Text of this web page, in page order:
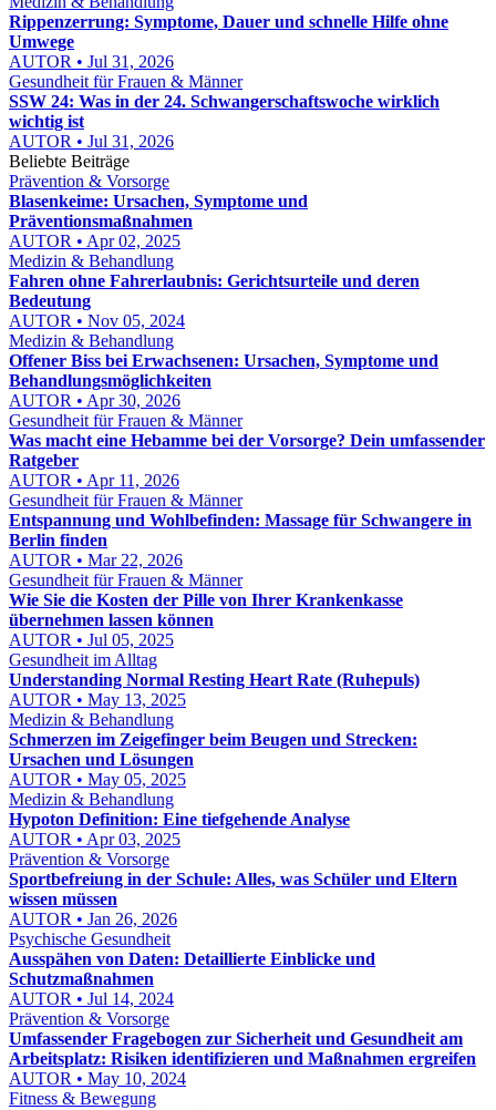
Rippenzerrung: Symptome, Dauer und schnelle Hilfe ohne
Umwege
AUTOR • Jul 31, 2026
Gesundheit für Frauen & Männer
SSW 24: Was in der 24. Schwangerschaftswoche wirklich
wichtig ist
AUTOR • Jul 31, 2026
Beliebte Beiträge
Prävention & Vorsorge
Blasenkeime: Ursachen, Symptome und
Präventionsmaßnahmen
AUTOR • Apr 02, 2025
Medizin & Behandlung
Fahren ohne Fahrerlaubnis: Gerichtsurteile und deren
Bedeutung
AUTOR • Nov 05, 2024
Medizin & Behandlung
Offener Biss bei Erwachsenen: Ursachen, Symptome und
Behandlungsmöglichkeiten
AUTOR • Apr 30, 2026
Gesundheit für Frauen & Männer
Was macht eine Hebamme bei der Vorsorge? Dein umfassender
Ratgeber
AUTOR • Apr 11, 2026
Gesundheit für Frauen & Männer
Entspannung und Wohlbefinden: Massage für Schwangere in
Berlin finden
AUTOR • Mar 22, 2026
Gesundheit für Frauen & Männer
Wie Sie die Kosten der Pille von Ihrer Krankenkasse
übernehmen lassen können
AUTOR • Jul 05, 2025
Gesundheit im Alltag
Understanding Normal Resting Heart Rate (Ruhepuls)
AUTOR • May 13, 2025
Medizin & Behandlung
Schmerzen im Zeigefinger beim Beugen und Strecken:
Ursachen und Lösungen
AUTOR • May 05, 2025
Medizin & Behandlung
Hypoton Definition: Eine tiefgehende Analyse
AUTOR • Apr 03, 2025
Prävention & Vorsorge
Sportbefreiung in der Schule: Alles, was Schüler und Eltern
wissen müssen
AUTOR • Jan 26, 2026
Psychische Gesundheit
Ausspähen von Daten: Detaillierte Einblicke und
Schutzmaßnahmen
AUTOR • Jul 14, 2024
Prävention & Vorsorge
Umfassender Fragebogen zur Sicherheit und Gesundheit am
Arbeitsplatz: Risiken identifizieren und Maßnahmen ergreifen
AUTOR • May 10, 2024
Fitness & Bewegung